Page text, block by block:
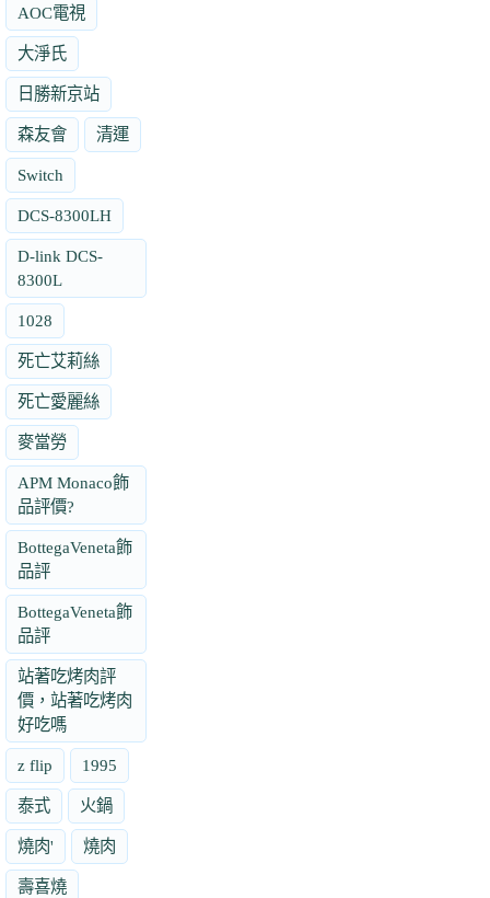
AOC電視
大淨氏
日勝新京站
森友會 清運
Switch
DCS-8300LH
D-link DCS-
8300L
1028
死亡艾莉絲
死亡愛麗絲
麥當勞
APM Monaco飾
品評價?
BottegaVeneta飾
品評
BottegaVeneta飾
品評
站著吃烤肉評
價，站著吃烤肉
好吃嗎
z flip 1995
泰式 火鍋
燒肉' 燒肉
壽喜燒